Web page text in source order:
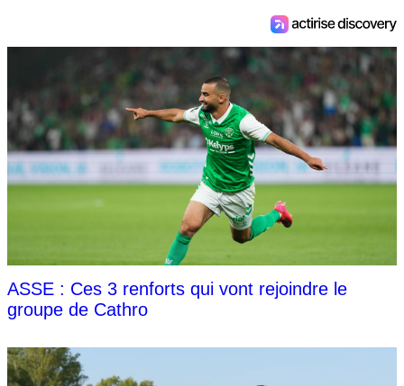
ASSE : Ces 3 renforts qui vont rejoindre le
groupe de Cathro